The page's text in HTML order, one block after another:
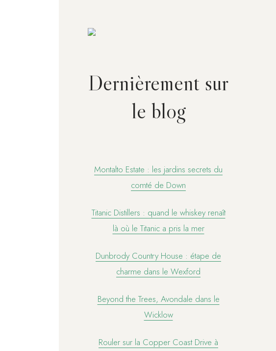
Dernièrement sur
le blog
Montalto Estate : les jardins secrets du
comté de Down
Titanic Distillers : quand le whiskey renaît
là où le Titanic a pris la mer
Dunbrody Country House : étape de
charme dans le Wexford
Beyond the Trees, Avondale dans le
Wicklow
Rouler sur la Copper Coast Drive à